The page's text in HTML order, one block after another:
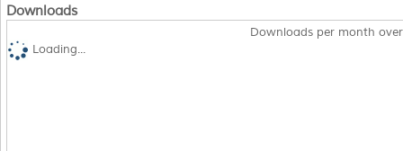
Downloads
Downloads per month
Loading...